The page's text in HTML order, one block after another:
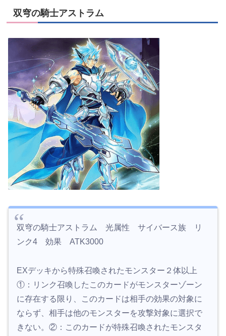
双穹の騎士アストラム
双穹の騎士アストラム 光属性 サイバース族 リ
ンク4 効果 ATK3000
EXデッキから特殊召喚されたモンスター２体以上
①：リンク召喚したこのカードがモンスターゾーン
に存在する限り、このカードは相手の効果の対象に
ならず、相手は他のモンスターを攻撃対象に選択で
きない。②：このカードが特殊召喚されたモンスタ